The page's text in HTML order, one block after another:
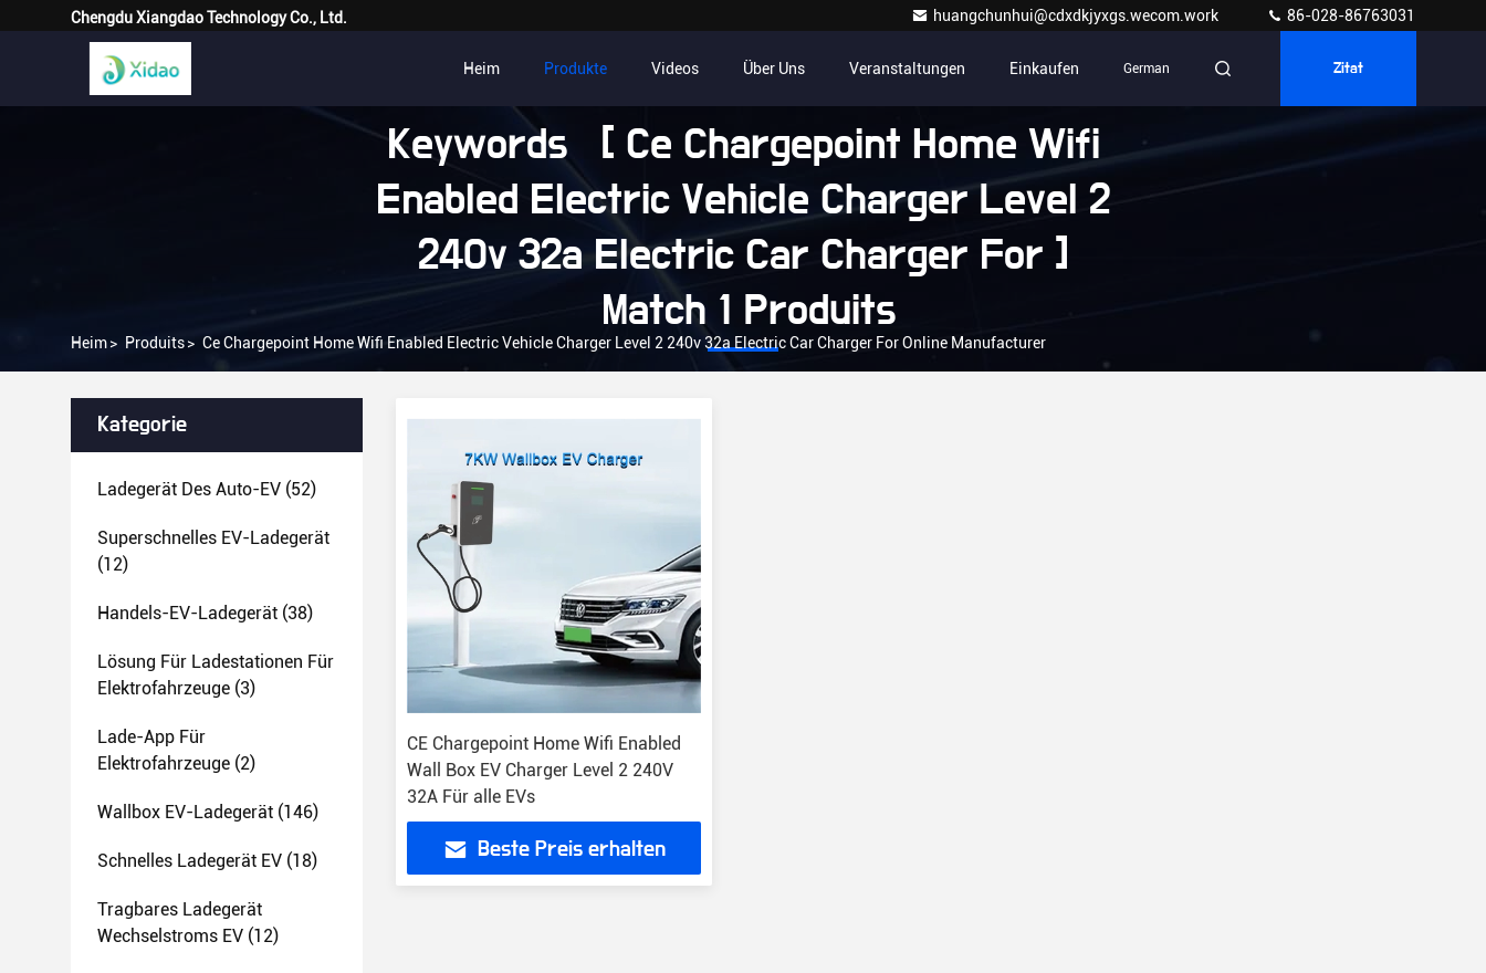
Chengdu Xiangdao Technology Co., Ltd. huangchunhui@cdxdkjyxgs.wecom.work 86-028-86763031
Heim Produkte Videos Über Uns Veranstaltungen Einkaufen German Zitat
Keywords [ Ce Chargepoint Home Wifi
Enabled Electric Vehicle Charger Level 2
240v 32a Electric Car Charger For ]
Match 1 Produits
Heim> Produits> Ce Chargepoint Home Wifi Enabled Electric Vehicle Charger Level 2 240v 32a Electric Car Charger For Online Manufacturer
Kategorie
Ladegerät Des Auto-EV (52)
Superschnelles EV-Ladegerät
(12)
Handels-EV-Ladegerät (38)
Lösung Für Ladestationen Für
Elektrofahrzeuge (3)
Lade-App Für
Elektrofahrzeuge (2)
Wallbox EV-Ladegerät (146)
Schnelles Ladegerät EV (18)
Tragbares Ladegerät
Wechselstroms EV (12)
CE Chargepoint Home Wifi Enabled
Wall Box EV Charger Level 2 240V
32A Für alle EVs
Beste Preis erhalten